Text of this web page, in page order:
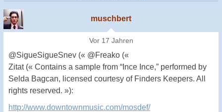
muschbert
Vor 17 Jahren
@SigueSigueSnev (« @Freako («
Zitat (« Contains a sample from “Ince Ince,” performed by
Selda Bagcan, licensed courtesy of Finders Keepers. All
rights reserved. »):
http://www.downtownmusic.com/mosdef/